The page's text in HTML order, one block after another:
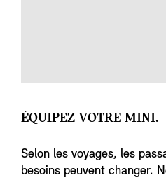
ÉQUIPEZ VOTRE MINI.
Selon les voyages, les
besoins peuvent changer.